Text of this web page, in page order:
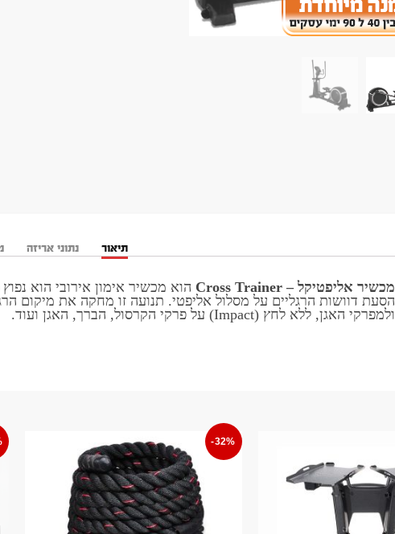
תיאור נתוני אריזה
מכשיר אליפטיקל – Cross Trainer
הוא מכשיר אימון אירובי הוא
הסעת דוושות הרגליים על מסלול אליפטי. תנועה זו מחקה את מיקום
ולמפרקי האגן, ללא לחץ (Impact) על פרקי הקרסול, הברך, האגן ועוד.
-32%